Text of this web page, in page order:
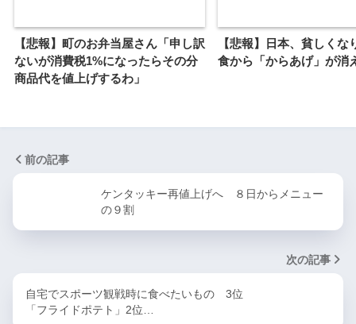
【悲報】町のお弁当屋さん「申し訳
ないが消費税1%になったらその分
商品代を値上げするわ」
【悲報】日本、貧しくな
食から「からあげ」が消
前の記事
ケンタッキー再値上げへ ８日からメニュー
の９割
次の記事
自宅でスポーツ観戦時に食べたいもの 3位
「フライドポテト」2位…